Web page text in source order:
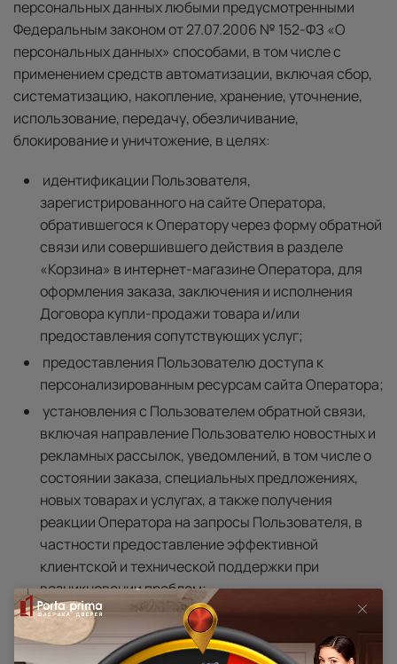
персональных данных любыми предусмотренными
Федеральным законом от 27.07.2006 № 152-ФЗ «О
персональных данных» способами, в том числе с
применением средств автоматизации, включая сбор,
систематизацию, накопление, хранение, уточнение,
использование, передачу, обезличивание,
блокирование и уничтожение, в целях:
идентификации Пользователя,
зарегистрированного на сайте Оператора,
обратившегося к Оператору через форму обратной
связи или совершившего действия в разделе
«Корзина» в интернет-магазине Оператора, для
оформления заказа, заключения и исполнения
Договора купли-продажи товара и/или
предоставления сопутствующих услуг;
предоставления Пользователю доступа к
персонализированным ресурсам сайта Оператора;
установления с Пользователем обратной связи,
включая направление Пользователю новостных и
рекламных рассылок, уведомлений, в том числе о
состоянии заказа, специальных предложениях,
новых товарах и услугах, а также получения
реакции Оператора на запросы Пользователя, в
частности предоставление эффективной
клиентской и технической поддержки при
возникновении проблем;
создания учетной записи для совершения покупок
Пользователем;